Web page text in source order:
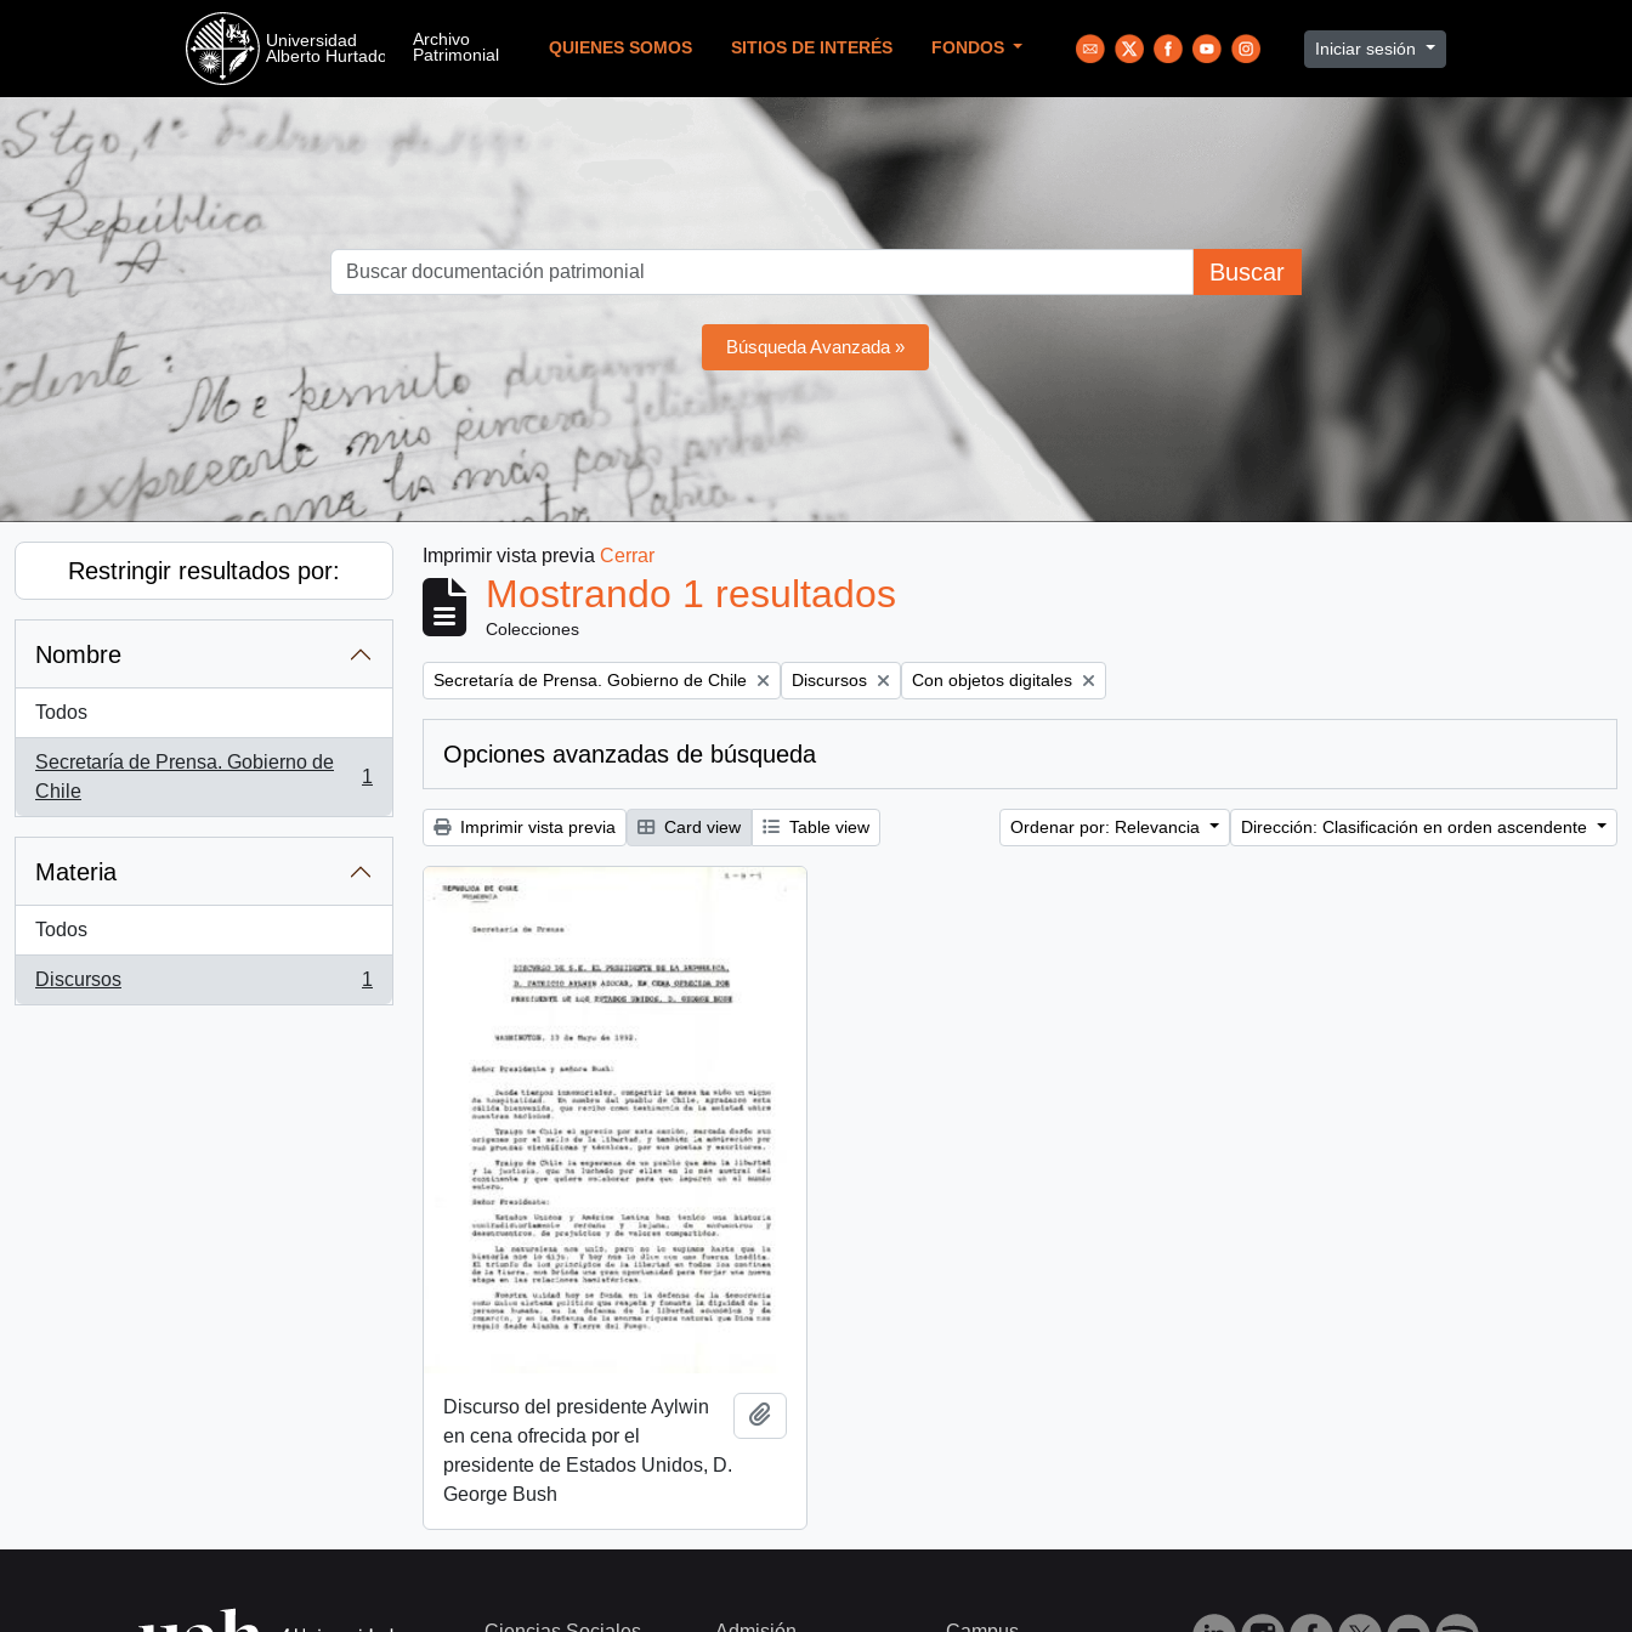
QUIENES SOMOS SITIOS DE INTERÉS FONDOS Iniciar sesión
Buscar
Búsqueda Avanzada »
Restringir resultados por:
Nombre
Todos
Secretaría de Prensa. Gobierno de
Chile
, 1 resultados
1
Materia
Todos
Discursos
, 1 resultados
1
Imprimir vista previa Cerrar
Mostrando 1 resultados
Colecciones
Remove filter:
Secretaría de Prensa. Gobierno de Chile Remove filter:
Discursos Remove filter:
Con objetos digitales
Opciones avanzadas de búsqueda
Imprimir vista previa Card view Table view Ordenar por: Relevancia Dirección: Clasificación en orden ascendente
Discurso del presidente Aylwin
en cena ofrecida por el
presidente de Estados Unidos, D.
George Bush